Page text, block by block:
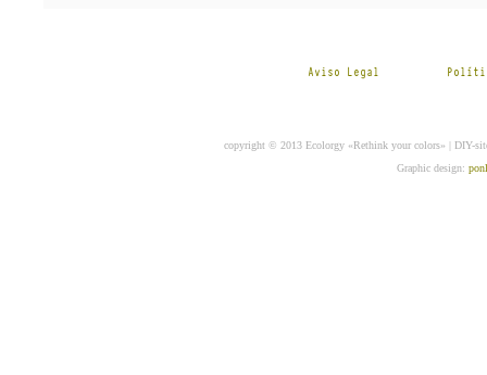
Aviso Legal
copyright © 2013 Ecolorgy «Rethink your colors» | DIY-
Graphic design: